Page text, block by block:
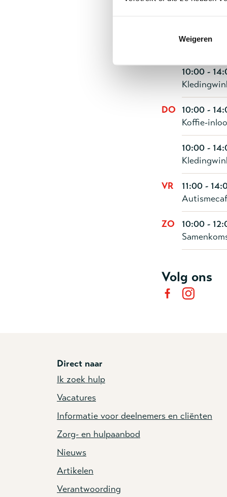
Weigeren
12:30
10:00 -
DO 10:00 -
Koffie-
10:00 -
VR
11:00 -
ZO
10:00 -
Volg ons
Direct naar
Ik zoek hulp
Vacatures
Informatie voor deelnemers en cliënten
Zorg- en hulpaanbod
Nieuws
Artikelen
Verantwoording